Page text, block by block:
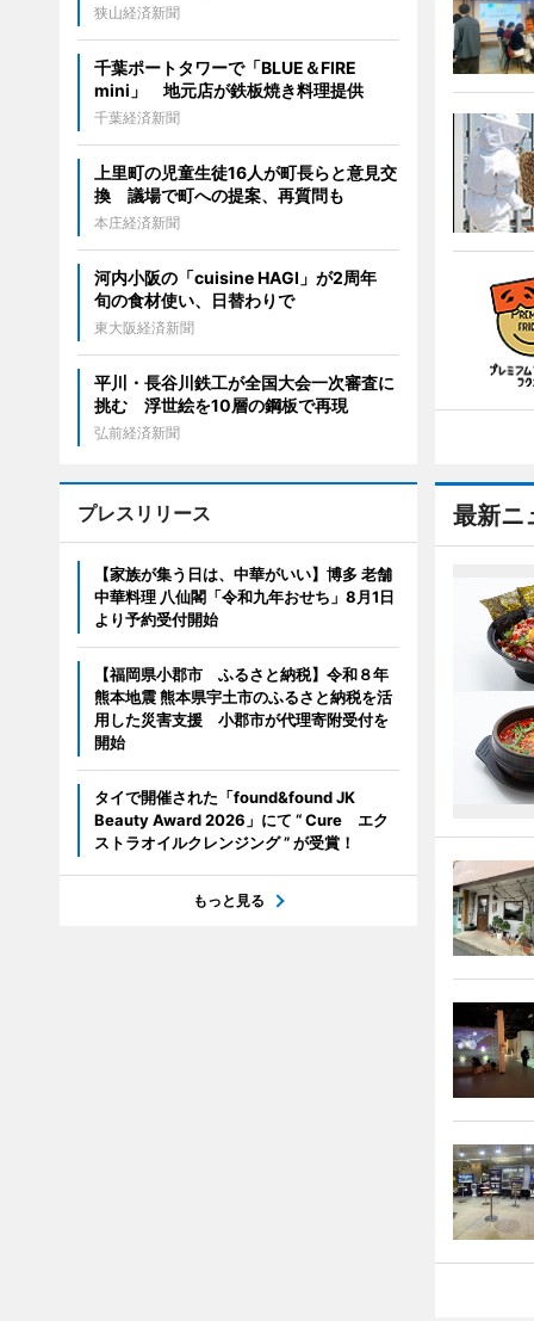
最新ニ
狭山経済新聞
千葉ポートタワーで「BLUE＆FIRE
mini」 地元店が鉄板焼き料理提供
千葉経済新聞
上里町の児童生徒16人が町長らと意見交
換 議場で町への提案、再質問も
本庄経済新聞
河内小阪の「cuisine HAGI」が2周年
旬の食材使い、日替わりで
東大阪経済新聞
平川・長谷川鉄工が全国大会一次審査に
挑む 浮世絵を10層の鋼板で再現
弘前経済新聞
プレスリリース
【家族が集う日は、中華がいい】博多 老舗
中華料理 八仙閣「令和九年おせち」8月1日
より予約受付開始
【福岡県小郡市 ふるさと納税】令和８年
熊本地震 熊本県宇土市のふるさと納税を活
用した災害支援 小郡市が代理寄附受付を
開始
タイで開催された「found&found JK
Beauty Award 2026」にて “ Cure エク
ストラオイルクレンジング ” が受賞！
もっと見る